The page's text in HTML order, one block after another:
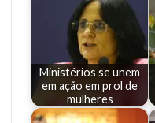
Ministérios se unem
em ação em prol de
mulheres